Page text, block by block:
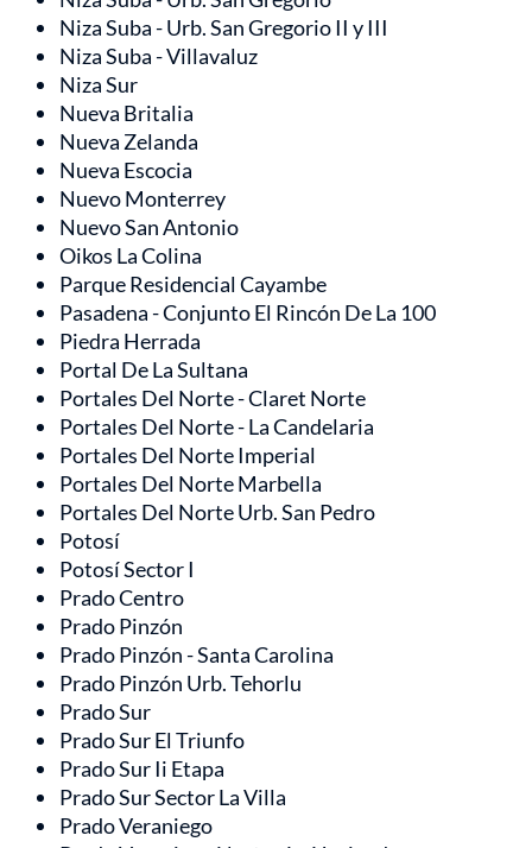
Niza Suba - Urb. San Gregorio II y III
Niza Suba - Villavaluz
Niza Sur
Nueva Britalia
Nueva Zelanda
Nueva Escocia
Nuevo Monterrey
Nuevo San Antonio
Oikos La Colina
Parque Residencial Cayambe
Pasadena - Conjunto El Rincón De La 100
Piedra Herrada
Portal De La Sultana
Portales Del Norte - Claret Norte
Portales Del Norte - La Candelaria
Portales Del Norte Imperial
Portales Del Norte Marbella
Portales Del Norte Urb. San Pedro
Potosí
Potosí Sector I
Prado Centro
Prado Pinzón
Prado Pinzón - Santa Carolina
Prado Pinzón Urb. Tehorlu
Prado Sur
Prado Sur El Triunfo
Prado Sur Ii Etapa
Prado Sur Sector La Villa
Prado Veraniego